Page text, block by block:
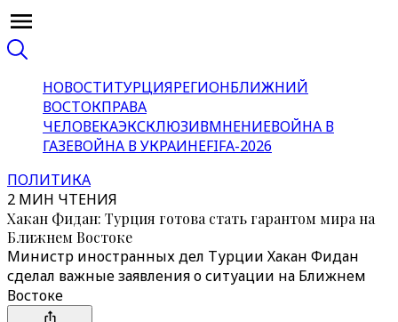
НОВОСТИТУРЦИЯРЕГИОНБЛИЖНИЙ
ВОСТОКПРАВА
ЧЕЛОВЕКАЭКСКЛЮЗИВМНЕНИЕВОЙНА В
ГАЗЕВОЙНА В УКРАИНЕFIFA-2026
ПОЛИТИКА
2 МИН ЧТЕНИЯ
Хакан Фидан: Турция готова стать гарантом мира на
Ближнем Востоке
Министр иностранных дел Турции Хакан Фидан
сделал важные заявления о ситуации на Ближнем
Востоке